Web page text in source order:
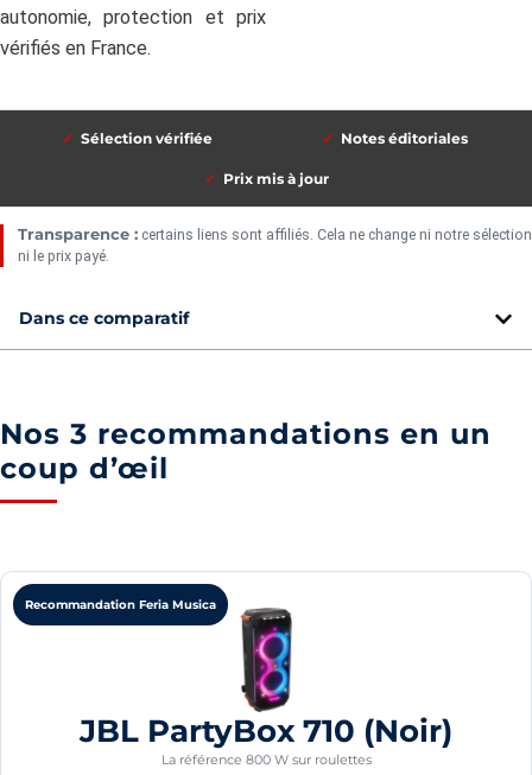
autonomie, protection et prix
vérifiés en France.
Sélection vérifiée Notes éditoriales
Prix mis à jour
Transparence : certains liens sont affiliés. Cela ne change ni notre sélection
ni le prix payé.
Dans ce comparatif
Nos 3 recommandations en un
coup d’œil
Recommandation Feria Musica
JBL PartyBox 710 (Noir)
La référence 800 W sur roulettes